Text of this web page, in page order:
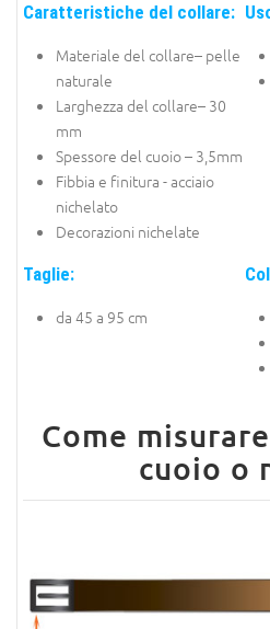
Caratteristiche del collare:
Materiale del collare– pelle
naturale
Larghezza del collare– 30
mm
Spessore del cuoio – 3,5mm
Fibbia e finitura - acciaio
nichelato
Decorazioni nichelate
Taglie:
da 45 a 95 cm
Come
cuoio o